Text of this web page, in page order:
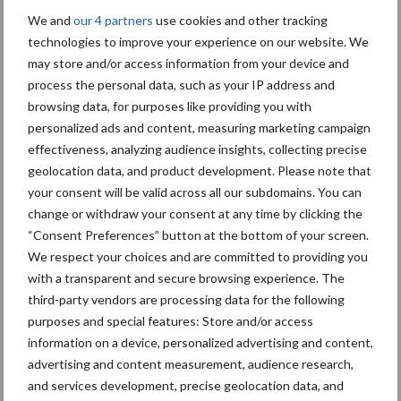
We and our 4 partners use cookies and other tracking
technologies to improve your experience on our website. We
may store and/or access information from your device and
process the personal data, such as your IP address and
browsing data, for purposes like providing you with
personalized ads and content, measuring marketing campaign
effectiveness, analyzing audience insights, collecting precise
geolocation data, and product development. Please note that
your consent will be valid across all our subdomains. You can
change or withdraw your consent at any time by clicking the
“Consent Preferences” button at the bottom of your screen.
We respect your choices and are committed to providing you
with a transparent and secure browsing experience. The
third-party vendors are processing data for the following
purposes and special features: Store and/or access
information on a device, personalized advertising and content,
advertising and content measurement, audience research,
and services development, precise geolocation data, and
ForFarmers ziet volume en
marktaandeel groeien in
krimpende Nederlandse
markt
Tien praktische tips voor
een langere levensduur
“Vraag naar praktische
hygieneoplossingen is in
Polen groter dan ooit”